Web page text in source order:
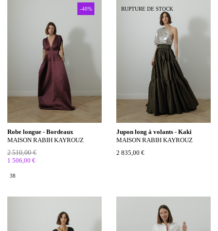
-40%
Robe longue - Bordeaux
MAISON RABIH KAYROUZ
2 510,00 €
1 506,00 €
38
RUPTURE DE STOCK
Jupon long à volants - Kaki
MAISON RABIH KAYROUZ
2 835,00 €